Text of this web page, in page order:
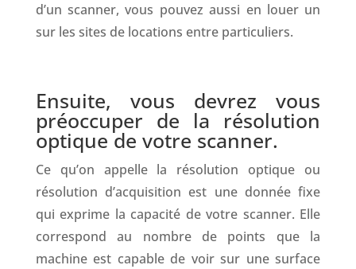
d’un scanner, vous pouvez aussi en louer un
sur les sites de locations entre particuliers.
Ensuite, vous devrez vous
préoccuper de la résolution
optique de votre scanner.
Ce qu’on appelle la résolution optique ou
résolution d’acquisition est une donnée fixe
qui exprime la capacité de votre scanner. Elle
correspond au nombre de points que la
machine est capable de voir sur une surface